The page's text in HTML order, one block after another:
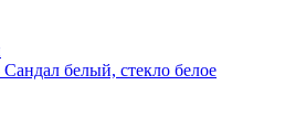
белый, стекло белое